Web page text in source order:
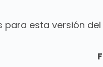
para esta versión